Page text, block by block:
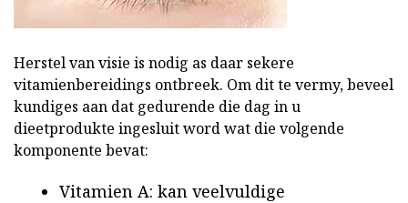
Herstel van visie is nodig as daar sekere
vitamienbereidings ontbreek. Om dit te vermy, beveel
kundiges aan dat gedurende die dag in u
dieetprodukte ingesluit word wat die volgende
komponente bevat:
Vitamien A: kan veelvuldige